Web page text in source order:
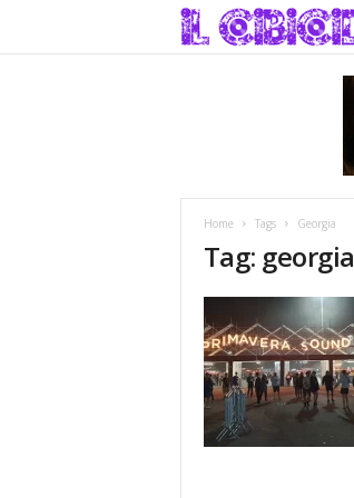
Home Tags Georgia
Tag: georgia